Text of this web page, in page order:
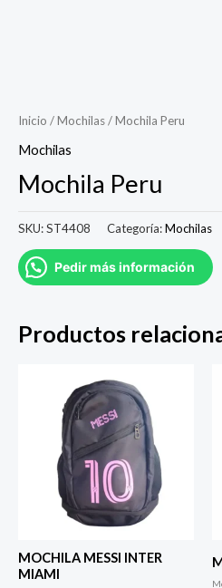
Inicio /Mochilas/ Mochila Peru
Mochilas
Mochila Peru
SKU:ST4408 Categoría:Mochilas
Pedir más información
Productos
MOCHILA MESSI INTER
MIAMI